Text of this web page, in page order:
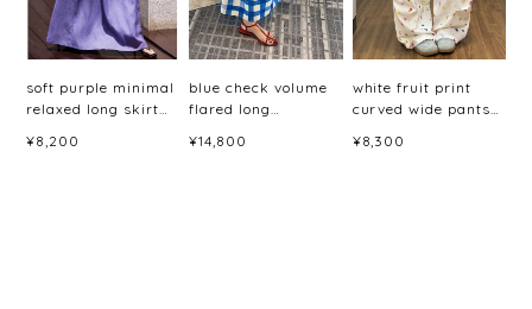
soft purple minimal
relaxed long skirt
¥8,200
blue check volume
flared long
¥14,800
white fruit print
curved wide pants
¥8,300